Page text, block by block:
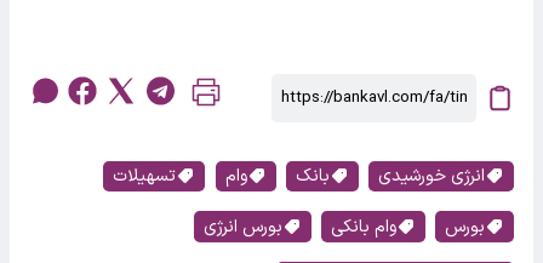
انرژی خورشیدی بانک وام
تسهیلات
بورس
وام بانکی
بورس انرژی